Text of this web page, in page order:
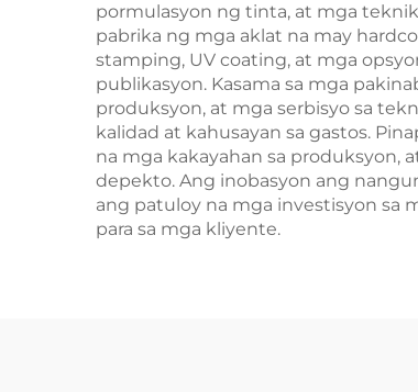
pormulasyon ng tinta, at mga
pabrika ng mga aklat na may
stamping, UV coating, at mga
publikasyon. Kasama sa mga
produksyon, at mga serbisyo sa
kalidad at kahusayan sa gastos.
na mga kakayahan sa produksyon,
depekto. Ang inobasyon ang
ang patuloy na mga investisyon sa
para sa mga kliyente.